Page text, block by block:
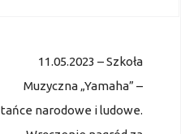
11.05.2023 – Szkoła
Muzyczna „Yamaha” –
tańce narodowe i ludowe.